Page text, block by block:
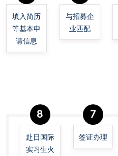
填入简历
等基本申
请信息
与招募企
业匹配
8
赴日国际
实习生火
7
签证办理